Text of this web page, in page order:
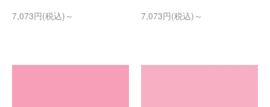
7,073円(税込)～
7,073円(税込)～